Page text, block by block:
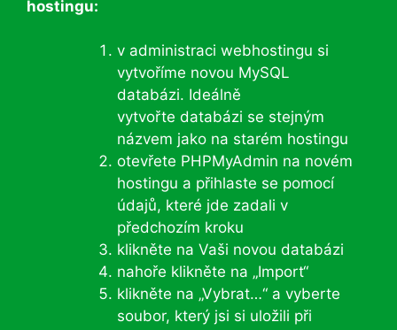
hostingu:
v administraci webhostingu si
vytvoříme novou MySQL
databázi. Ideálně
vytvořte databázi se stejným
názvem jako na starém hostingu
otevřete PHPMyAdmin na novém
hostingu a přihlaste se pomocí
údajů, které jde zadali v
předchozím kroku
klikněte na Vaši novou databázi
nahoře klikněte na „Import“
klikněte na „Vybrat…“ a vyberte
soubor, který jsi si uložili při